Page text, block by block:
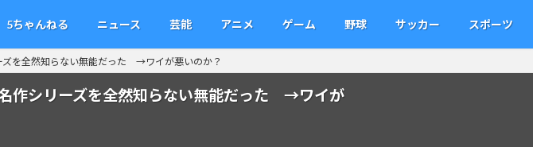
5ちゃんねる ニュース 芸能 アニメ ゲーム 野球 サッカー スポーツ
ズを全然知らない無能だった →ワイが悪いのか？
名作シリーズを全然知らない無能だった →ワイが